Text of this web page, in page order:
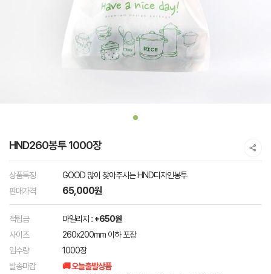
HND260봉투 1000장
상품특징
GOOD 많이 찾아주시는 HND디자인봉투
판매가격
65,000원
적립금 마일리지 : +650원
사이즈
260x200mm 이하 포장
입수량
1000장
발송마감
🚚 오늘출발상품